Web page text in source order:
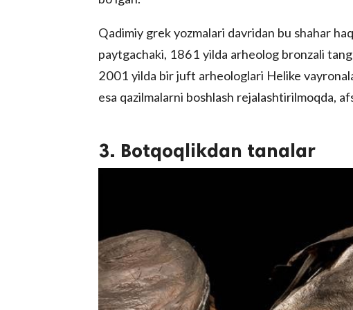
Qadimiy grek yozmalari davridan bu shahar
paytgachaki, 1861 yilda arheolog bronzali
2001 yilda bir juft arheologlari Helike
esa qazilmalarni boshlash rejalashtirilmoqda,
3. Botqoqlikdan tanalar